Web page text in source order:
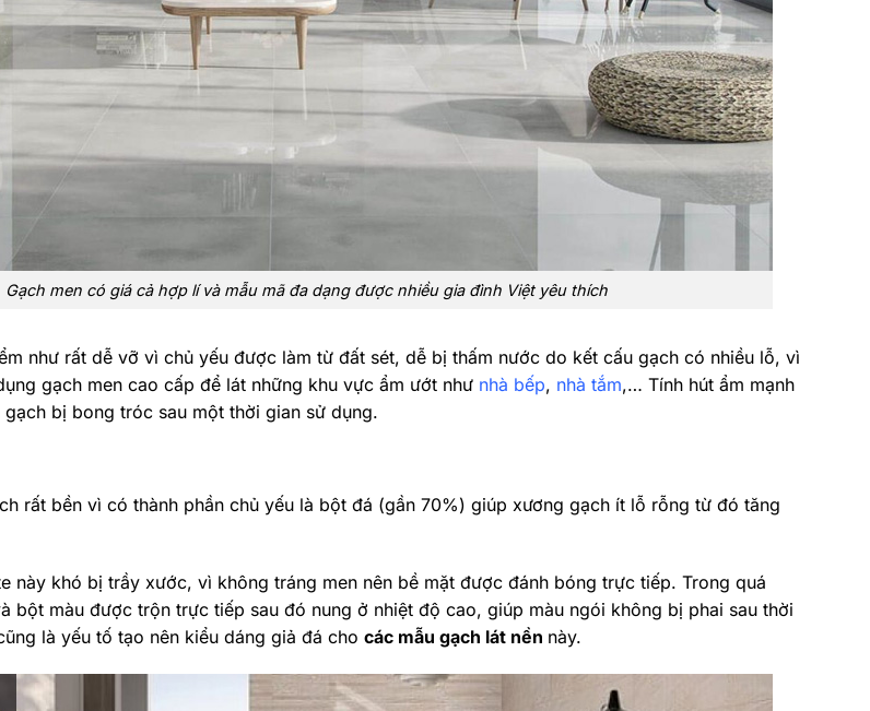
Gạch men có giá cả hợp lí và mẫu mã đa dạng được nhiều gia đình Việt yêu thích
như rất dễ vỡ vì chủ yếu được làm từ đất sét, dễ bị thấm nước do kết cấu gạch có nhiều lỗ, vì
gạch men cao cấp để lát những khu vực ẩm ướt như nhà bếp, nhà tắm,… Tính hút ẩm mạnh
gạch bị bong tróc sau một thời gian sử dụng.
rất bền vì có thành phần chủ yếu là bột đá (gần 70%) giúp xương gạch ít lỗ rỗng từ đó tăng
này khó bị trầy xước, vì không tráng men nên bề mặt được đánh bóng trực tiếp. Trong quá
bột màu được trộn trực tiếp sau đó nung ở nhiệt độ cao, giúp màu ngói không bị phai sau thời
là yếu tố tạo nên kiểu dáng giả đá cho các mẫu gạch lát nền này.